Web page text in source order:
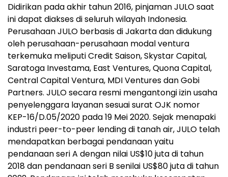
Didirikan pada akhir tahun 2016, pinjaman JULO saat
ini dapat diakses di seluruh wilayah Indonesia.
Perusahaan JULO berbasis diJakartadan didukung
oleh perusahaan-perusahaan modal ventura
terkemuka meliputi Credit Saison, Skystar Capital,
Saratoga Investama, East Ventures, Quona Capital,
Central Capital Ventura, MDI Ventures dan Gobi
Partners. JULO secara resmi mengantongi izin usaha
penyelenggara layanan sesuai surat OJK nomor
KEP-16/D.05/2020 pada 19 Mei 2020. Sejak menapaki
industri peer-to-peer lending di tanah air, JULO telah
mendapatkan berbagai pendanaan yaitu
pendanaan seri A dengan nilai US$10juta di tahun
2018 dan pendanaan seri B senilai US$80juta di tahun